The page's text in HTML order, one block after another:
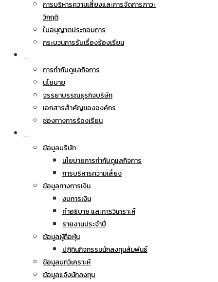
การบริหารความเสี่ยงและการจัดการภาวะ
วิกฤติ
ใบอนุญาตประกอบการ
กระบวนการรับเรื่องร้องเรียน
การกำกับดูแลกิจการ
นโยบาย
จรรยาบรรณธุรกิจบริษัท
เอกสารสำคัญขององค์กร
ช่องทางการร้องเรียน
ข้อมูลบริษัท
นโยบายการกำกับดูแลกิจการ
การบริหารความเสี่ยง
ข้อมูลทางการเงิน
งบการเงิน
คำอธิบาย และการวิเคราะห์
รายงานประจำปี
ข้อมูลผู้ถือหุ้น
ปฏิทินกิจกรรมนักลงทุนสัมพันธ์
ข้อมูลบทวิเคราะห์
ข้อมูลแจ้งนักลงทุน